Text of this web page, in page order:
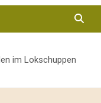
im Lokschuppen